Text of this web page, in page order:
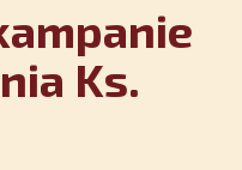
Ks.